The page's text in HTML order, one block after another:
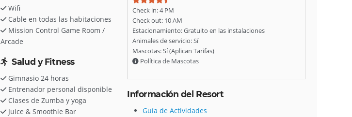
Wifi
Cable en todas las habitaciones
Mission Control Game Room /
Arcade
Salud y Fitness
Gimnasio 24 horas
Entrenador personal disponible
Clases de Zumba y yoga
Juice & Smoothie Bar
Check in: 4 PM
Check out: 10 AM
Estacionamiento: Gratuito en las instalaciones
Animales de servicio: Sí
Mascotas: Sí (Aplican Tarifas)
Política de Mascotas
Información del Resort
Guía de Actividades